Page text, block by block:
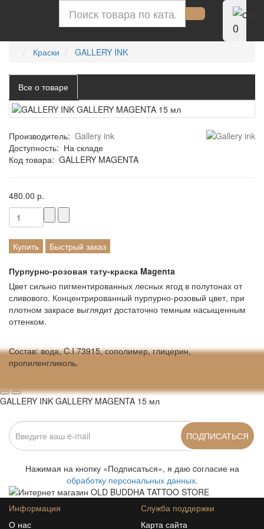
0
Краски GALLERY INK
Все о товаре
Производитель: Gallery ink
Доступность: На складе
Код товара: GALLERY MAGENTA
480.00 р.
Купить Быстрый заказ
Пурпурно‑розовая тату‑краска Magenta
Цвет сильно пигментированных лесных ягод в полутонах от
сливового. Концентрированный пурпурно-розовый цвет, при
плотном закрасе выглядит достаточно темным насыщенным
оттенком.
Состав: вода, C.I.73915, сополимер, глицерин,
пропиленгликоль.
GALLERY INK GALLERY MAGENTA 15 мл
ПОДПИСАТЬСЯ
Нажимая на кнопку «Подписаться», я даю cогласие на
обработку персональных данных.
Информация
О нас
Служба поддержки
Карта сайта